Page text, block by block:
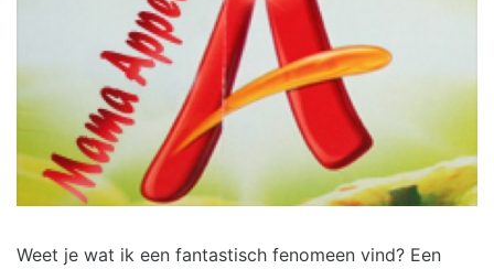
Weet je wat ik een fantastisch fenomeen vind? Een